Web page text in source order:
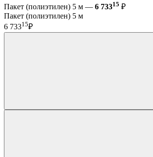
Пакет (полиэтилен) 5 м — 6 73315 ₽
Пакет (полиэтилен) 5 м
6 73315₽